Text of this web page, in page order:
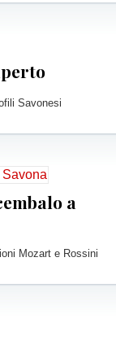
Savonesi
a
Mozart e Rossini